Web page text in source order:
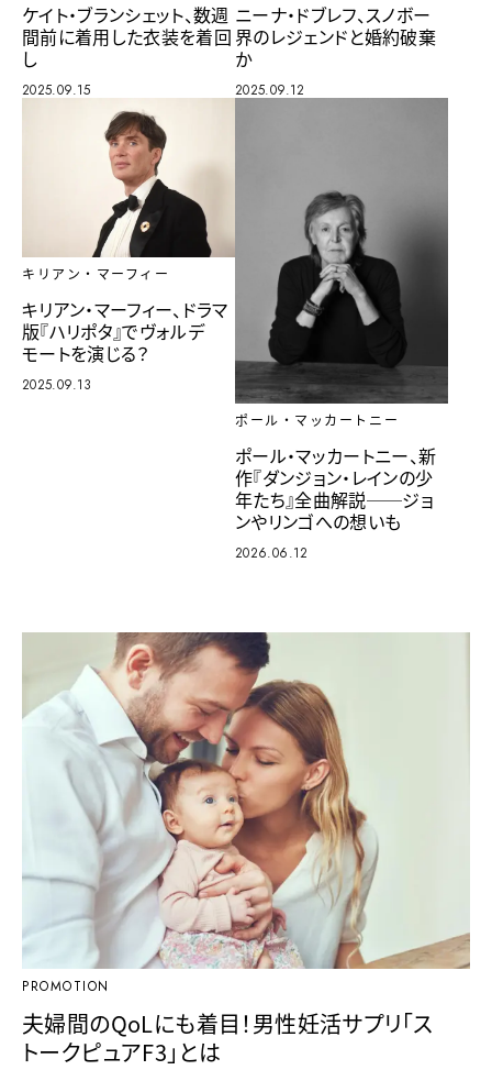
ケイト・ブランシェット、数週
間前に着用した衣装を着回
し
2025.09.15
ニーナ・ドブレフ、スノボー
界のレジェンドと婚約破棄
か
2025.09.12
キリアン・マーフィー
キリアン・マーフィー、ドラマ
版『ハリポタ』でヴォルデ
モートを演じる？
2025.09.13
ポール・マッカートニー
ポール・マッカートニー、新
作『ダンジョン・レインの少
年たち』全曲解説──ジョ
ンやリンゴへの想いも
2026.06.12
PROMOTION
夫婦間のQoLにも着目！男性妊活サプリ「ス
トークピュアF3」とは